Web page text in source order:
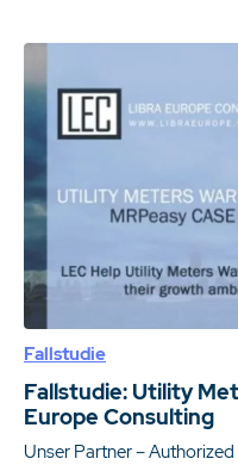
Fallstudie
Fallstudie: Utility
Europe Consulting
Unser Partner –